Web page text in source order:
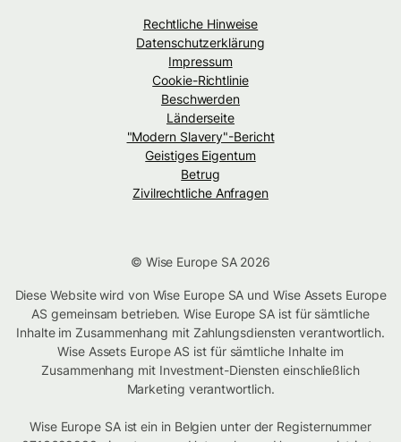
Rechtliche Hinweise
Datenschutzerklärung
Impressum
Cookie-Richtlinie
Beschwerden
Länderseite
"Modern Slavery"-Bericht
Geistiges Eigentum
Betrug
Zivilrechtliche Anfragen
© Wise Europe SA 2026
Diese Website wird von Wise Europe SA und Wise Assets Europe
AS gemeinsam betrieben. Wise Europe SA ist für sämtliche
Inhalte im Zusammenhang mit Zahlungsdiensten verantwortlich.
Wise Assets Europe AS ist für sämtliche Inhalte im
Zusammenhang mit Investment-Diensten einschließlich
Marketing verantwortlich.
Wise Europe SA ist ein in Belgien unter der Registernummer